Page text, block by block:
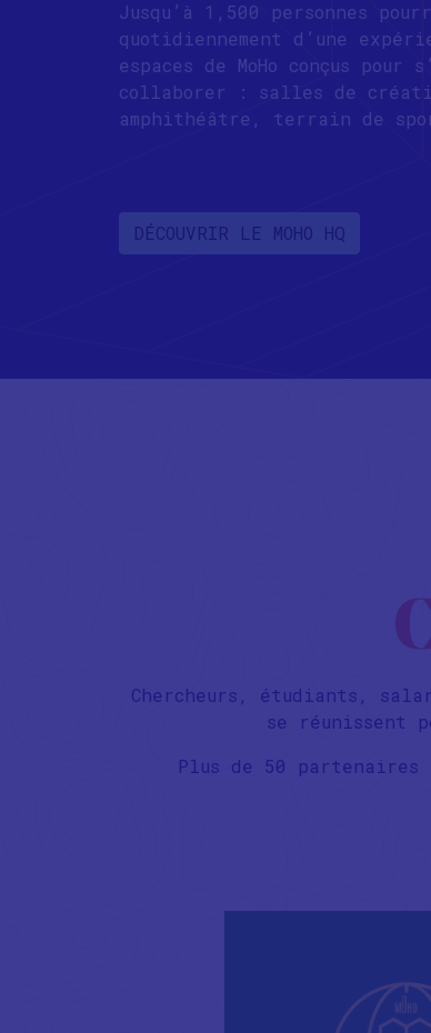
Jusqu’à 1,500 personnes
quotidiennement d’une
espaces de MoHo conçus
collaborer : salles de
amphithéâtre, terrain de
DÉCOUVRIR LE MOHO HQ
Chercheurs, étudiants,
se réunissent
Plus de 50 partenaires